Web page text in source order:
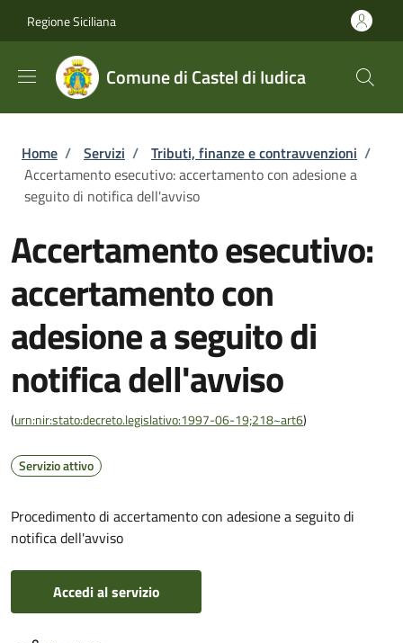
Regione Siciliana
Comune di Castel di Iudica
Briciole di pane
Home / Servizi / Tributi, finanze e contravvenzioni /
Accertamento esecutivo: accertamento con adesione a
seguito di notifica dell'avviso
Accertamento esecutivo:
accertamento con
adesione a seguito di
notifica dell'avviso
(urn:nir:stato:decreto.legislativo:1997-06-19;218~art6)
Servizio attivo
Procedimento di accertamento con adesione a seguito di
notifica dell'avviso
Accedi al servizio